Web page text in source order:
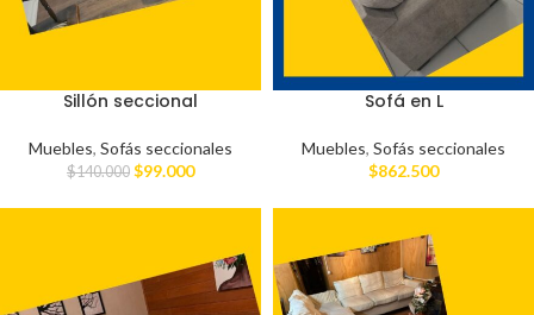
Sillón seccional
Muebles, Sofás seccionales
$140.000 $99.000
Sofá en L
Muebles, Sofás seccionales
$862.500